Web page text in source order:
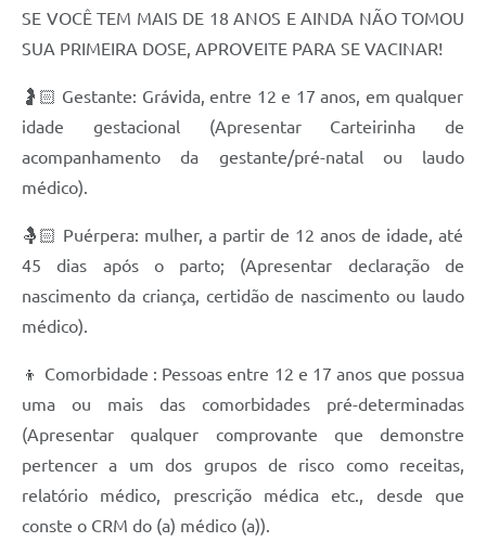
SE VOCÊ TEM MAIS DE 18 ANOS E AINDA NÃO TOMOU
SUA PRIMEIRA DOSE, APROVEITE PARA SE VACINAR!
🤰🏻 Gestante: Grávida, entre 12 e 17 anos, em qualquer
idade gestacional (Apresentar Carteirinha de
acompanhamento da gestante/pré-natal ou laudo
médico).
🤱🏻 Puérpera: mulher, a partir de 12 anos de idade, até
45 dias após o parto; (Apresentar declaração de
nascimento da criança, certidão de nascimento ou laudo
médico).
👦 Comorbidade : Pessoas entre 12 e 17 anos que possua
uma ou mais das comorbidades pré-determinadas
(Apresentar qualquer comprovante que demonstre
pertencer a um dos grupos de risco como receitas,
relatório médico, prescrição médica etc., desde que
conste o CRM do (a) médico (a)).